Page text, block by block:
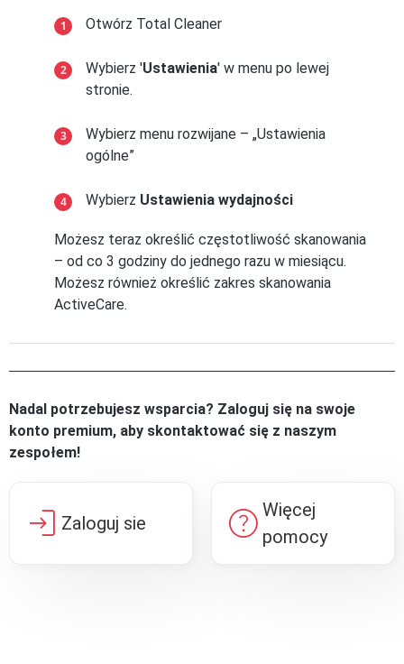
Otwórz Total Cleaner
Wybierz 'Ustawienia' w menu po lewej
stronie.
Wybierz menu rozwijane – „Ustawienia
ogólne”
Wybierz Ustawienia wydajności
Możesz teraz określić częstotliwość skanowania
– od co 3 godziny do jednego razu w miesiącu.
Możesz również określić zakres skanowania
ActiveCare.
Nadal potrzebujesz wsparcia? Zaloguj się na swoje
konto premium, aby skontaktować się z naszym
zespołem!
login Zaloguj sie help Więcej
pomocy